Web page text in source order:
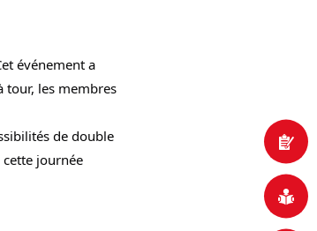
événement a
tour, les membres
de double
journée